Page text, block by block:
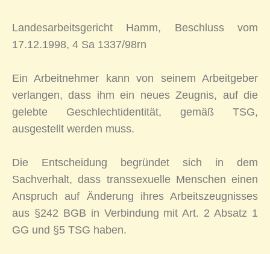
Landesarbeitsgericht Hamm, Beschluss vom
17.12.1998, 4 Sa 1337/98rn
Ein Arbeitnehmer kann von seinem Arbeitgeber
verlangen, dass ihm ein neues Zeugnis, auf die
gelebte Geschlechtidentität, gemäß TSG,
ausgestellt werden muss.
Die Entscheidung begründet sich in dem
Sachverhalt, dass transsexuelle Menschen einen
Anspruch auf Änderung ihres Arbeitszeugnisses
aus §242 BGB in Verbindung mit Art. 2 Absatz 1
GG und §5 TSG haben.